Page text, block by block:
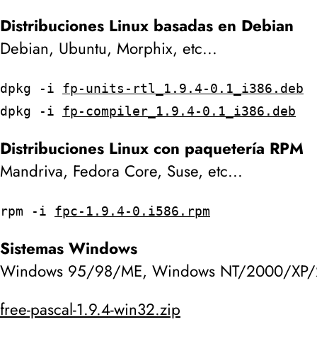
Distribuciones Linux basadas en Debian
Debian, Ubuntu, Morphix, etc...
dpkg -i fp-units-rtl_1.9.4-0.1_i386.deb
dpkg -i fp-compiler_1.9.4-0.1_i386.deb
Distribuciones Linux con paquetería RPM
Mandriva, Fedora Core, Suse, etc...
rpm -i fpc-1.9.4-0.i586.rpm
Sistemas Windows
Windows 95/98/ME, Windows NT/2000/
free-pascal-1.9.4-win32.zip